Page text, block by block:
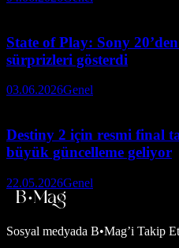
State of Play: Sony
sürprizleri gösterdi
03.06.2026Genel
Destiny 2 için resmi final
büyük güncelleme geliyor
22.05.2026Genel
Sosyal medyada B•Mag’i Takip